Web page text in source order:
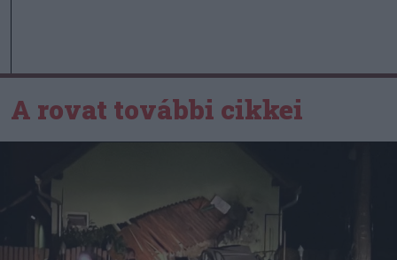
A rovat további cikkei